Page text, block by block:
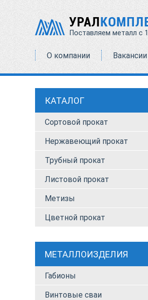
УРАЛ
Поставляем металл с
О компании Вакансии
КАТАЛОГ
Сортовой прокат
Нержавеющий прокат
Трубный прокат
Листовой прокат
Метизы
Цветной прокат
МЕТАЛЛОИЗДЕЛИЯ
Габионы
Винтовые сваи